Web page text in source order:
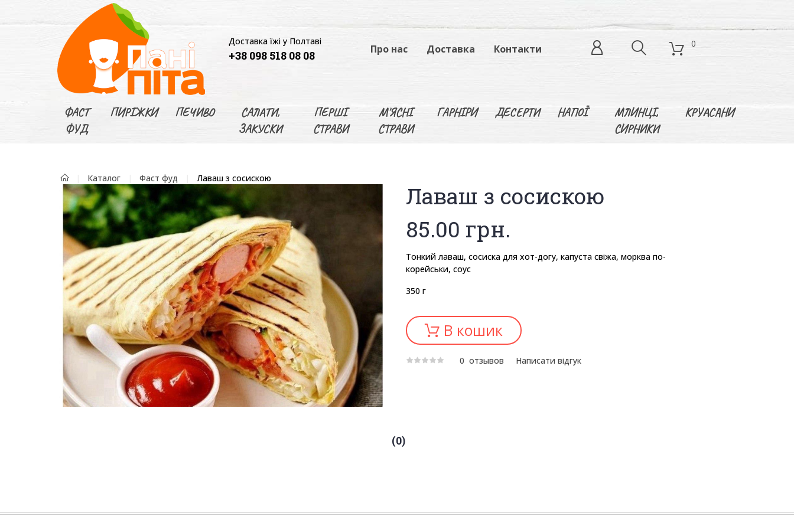
Доставка їжі у Полтаві
+38 098 518 08 08 Про нас Доставка Контакти 0
ФАСТ
ФУД
ПИРІЖКИ ПЕЧИВО
САЛАТИ,
ЗАКУСКИ
ПЕРШІ
СТРАВИ
М'ЯСНІ
СТРАВИ
ГАРНІРИ ДЕСЕРТИ НАПОЇ
МЛИНЦІ,
СИРНИКИ
КРУАСАНИ
Каталог Фаст фуд Лаваш з сосискою
Лаваш з сосискою
85.00 грн.
Тонкий лаваш, сосиска для хот-догу, капуста свіжа, морква по-
корейськи, соус
350 г
В кошик
0 отзывов Написати відгук
0